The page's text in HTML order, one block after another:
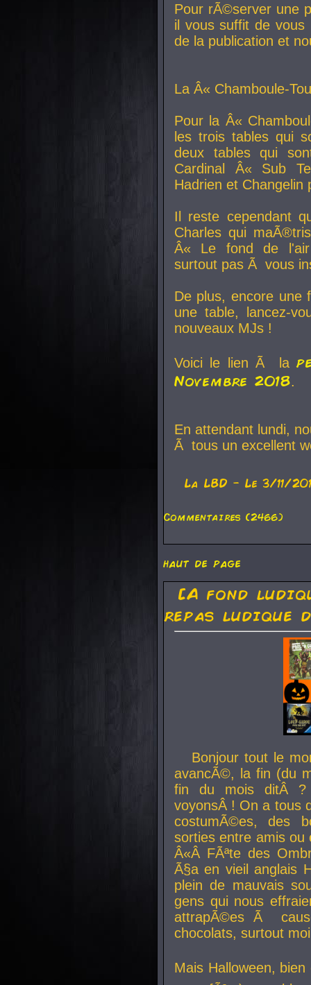
Pour rÃ©server une
il vous suffit de vous
de la publication et
La Â« Chamboule-
Pour la Â«
les trois tables qui
deux tables qui
Cardinal
Â« Sub
Hadrien et Changelin
Il reste cependant
Charles qui
Â« Le fond de
surtout pas Ã vous
De plus, encore une
une table, lancez-
nouveaux MJs !
Voici le lien Ã la
Novembre 2018.
En attendant lundi,
Ã tous un excellent
La LBD - Le 3/11/
Commentaires (2466)
haut de page
[A fond
repas ludique
Bonjour tout le
avancÃ©, la fin (du
fin du mois ditÂ ?
voyonsÂ ! On a tous
costumÃ©es, des
sorties entre amis
Â«Â FÃªte des
Ã§a en vieil anglais
plein de mauvais
gens qui nous
attrapÃ©es Ã
chocolats, surtout
Mais Halloween, bien